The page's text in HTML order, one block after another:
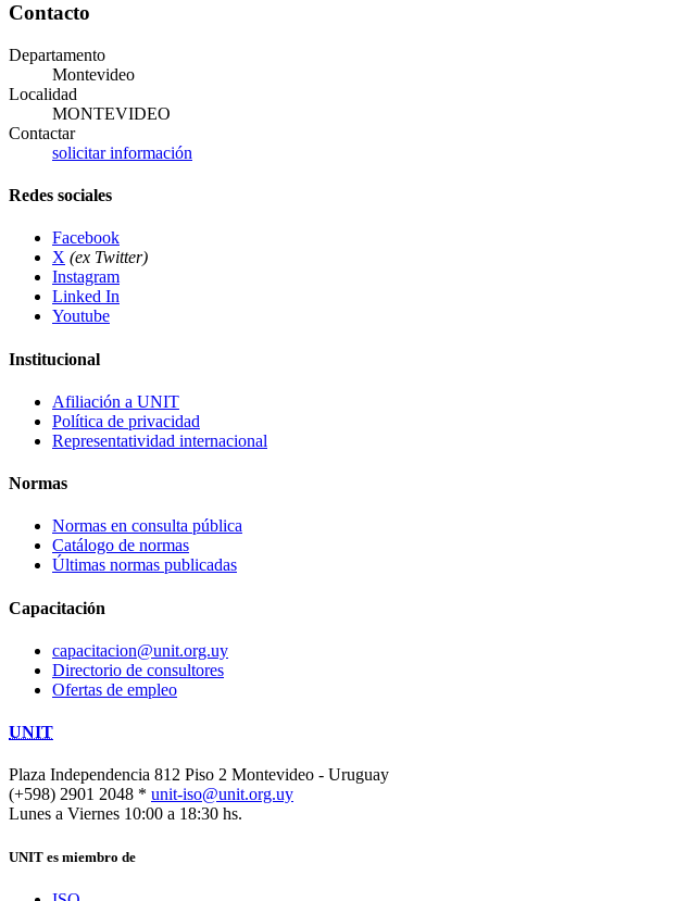
Contacto
Departamento
Montevideo
Localidad
MONTEVIDEO
Contactar
solicitar información
Redes sociales
Facebook
X (ex Twitter)
Instagram
Linked In
Youtube
Institucional
Afiliación a UNIT
Política de privacidad
Representatividad internacional
Normas
Normas en consulta pública
Catálogo de normas
Últimas normas publicadas
Capacitación
capacitacion@unit.org.uy
Directorio de consultores
Ofertas de empleo
UNIT
Plaza Independencia 812 Piso 2 Montevideo - Uruguay
(+598) 2901 2048 * unit-iso@unit.org.uy
Lunes a Viernes 10:00 a 18:30 hs.
UNIT es miembro de